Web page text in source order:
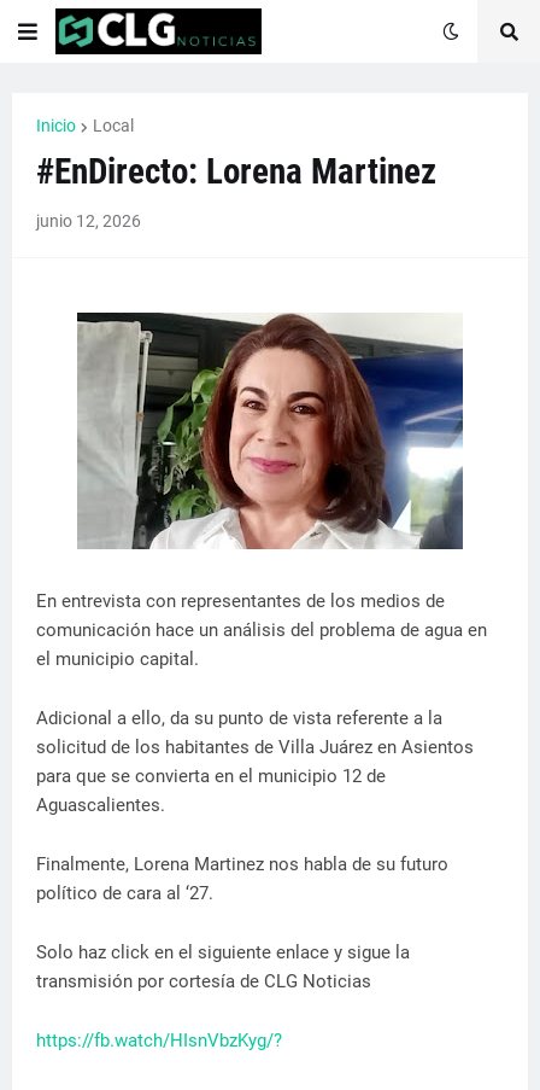
Inicio Local
#EnDirecto: Lorena Martinez
junio 12, 2026
En entrevista con representantes de los medios de
comunicación hace un análisis del problema de agua en
el municipio capital.
Adicional a ello, da su punto de vista referente a la
solicitud de los habitantes de Villa Juárez en Asientos
para que se convierta en el municipio 12 de
Aguascalientes.
Finalmente, Lorena Martinez nos habla de su futuro
político de cara al ‘27.
Solo haz click en el siguiente enlace y sigue la
transmisión por cortesía de CLG Noticias
https://fb.watch/HIsnVbzKyg/?